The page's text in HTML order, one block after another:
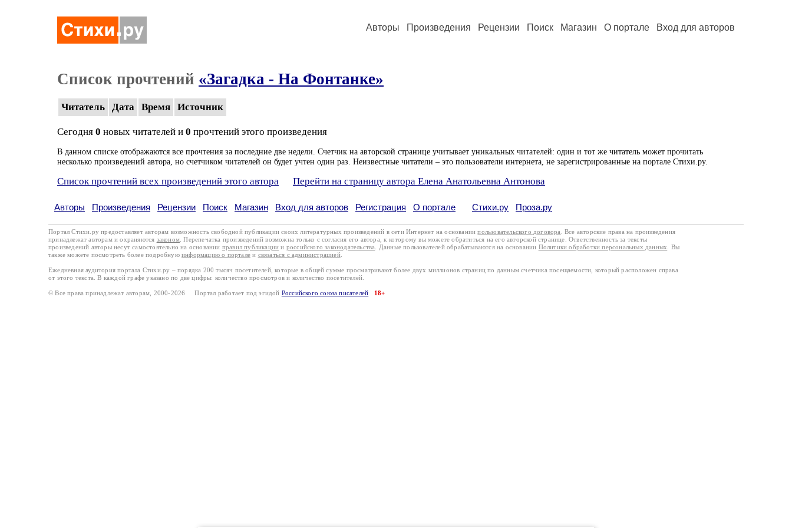
Авторы Произведения Рецензии Поиск Магазин О портале Вход для авторов
Список прочтений «Загадка - На Фонтанке»
Читатель Дата Время Источник
Сегодня 0 новых читателей и 0 прочтений этого произведения
В данном списке отображаются все прочтения за последние две недели. Счетчик на авторской странице учитывает уникальных читателей: один и тот же читатель может прочитать
несколько произведений автора, но счетчиком читателей он будет учтен один раз. Неизвестные читатели – это пользователи интернета, не зарегистрированные на портале Стихи.ру.
Список прочтений всех произведений этого автора Перейти на страницу автора Елена Анатольевна Антонова
Авторы Произведения Рецензии Поиск Магазин Вход для авторов Регистрация О портале Стихи.ру Проза.ру
Портал Стихи.ру предоставляет авторам возможность свободной публикации своих литературных произведений в сети Интернет на основаниипользовательского договора
. Все авторские права на произведения
принадлежат авторам и охраняются законом . Перепечатка произведений возможна только с согласия его автора, к которому вы можете обратиться на его авторской странице. Ответственность за тексты
произведений авторы несут самостоятельно на основании правил публикации и российского законодательства . Данные пользователей обрабатываются на основании Политики обработки персональных данных
. Вы
также можете посмотреть более подробную информацию о портале и связаться с администрацией.
Ежедневная аудитория портала Стихи.ру – порядка 200 тысяч посетителей, которые в общей сумме просматривают более двух миллионов страниц по данным счетчика посещаемости, который расположен справа
от этого текста. В каждой графе указано по две цифры: количество просмотров и количество посетителей.
© Все права принадлежат авторам, 2000-2026 Портал работает под эгидой Российского союза писателей 18+